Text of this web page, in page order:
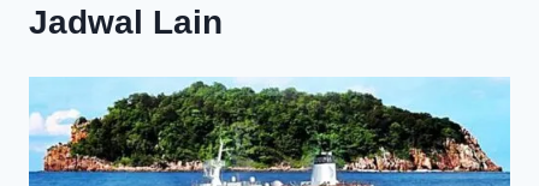
Jadwal Lain